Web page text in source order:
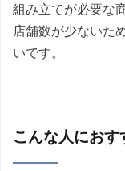
組み立てが必要な
店舗数が少ないた
いです。
こんな人におす